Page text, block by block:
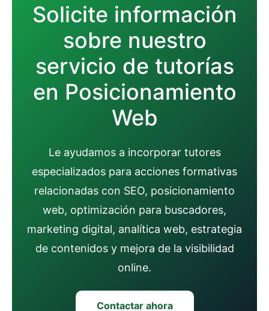
Solicite información
sobre nuestro
servicio de tutorías
en Posicionamiento
Web
Le ayudamos a incorporar tutores
especializados para acciones formativas
relacionadas con SEO, posicionamiento
web, optimización para buscadores,
marketing digital, analítica web, estrategia
de contenidos y mejora de la visibilidad
online.
Contactar ahora